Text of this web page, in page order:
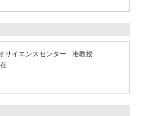
サイエンスセンター 准教授